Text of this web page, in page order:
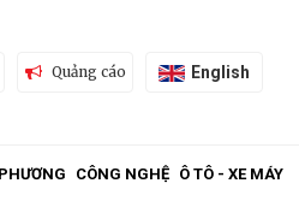
Quảng cáo English
CÔNG NGHỆ Ô TÔ - XE MÁY